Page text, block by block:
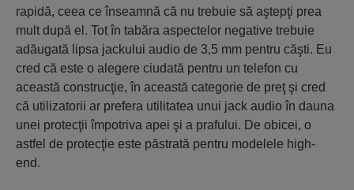
rapidă, ceea ce înseamnă că nu trebuie să aştepţi prea
mult după el. Tot în tabăra aspectelor negative trebuie
adăugată lipsa jackului audio de 3,5 mm pentru căşti. Eu
cred că este o alegere ciudată pentru un telefon cu
această construcţie, în această categorie de preţ şi cred
că utilizatorii ar prefera utilitatea unui jack audio în dauna
unei protecţii împotriva apei şi a prafului. De obicei, o
astfel de protecţie este păstrată pentru modelele high-
end.